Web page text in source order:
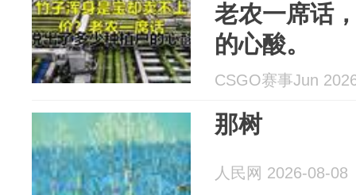
老农一席话
的心酸。
CSGO赛事Jun
那树
人民网 2026-08-08